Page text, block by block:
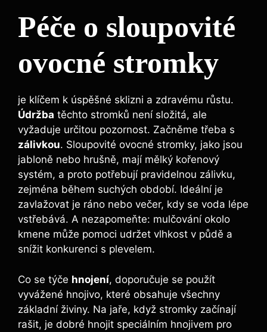
Péče o sloupovité
ovocné stromky
je klíčem k úspěšné sklizni a zdravému růstu.
Údržba těchto stromků není složitá, ale
vyžaduje určitou pozornost. Začněme třeba s
zálivkou. Sloupovité ovocné stromky, jako jsou
jabloně nebo hrušně, mají mělký kořenový
systém, a proto potřebují pravidelnou zálivku,
zejména během suchých období. Ideální je
zavlažovat je ráno nebo večer, kdy se voda lépe
vstřebává. A nezapomeňte: mulčování okolo
kmene může pomoci udržet vlhkost v půdě a
snížit konkurenci s plevelem.
Co se týče hnojení, doporučuje se použít
vyvážené hnojivo, které obsahuje všechny
základní živiny. Na jaře, když stromky začínají
rašit, je dobré hnojit speciálním hnojivem pro